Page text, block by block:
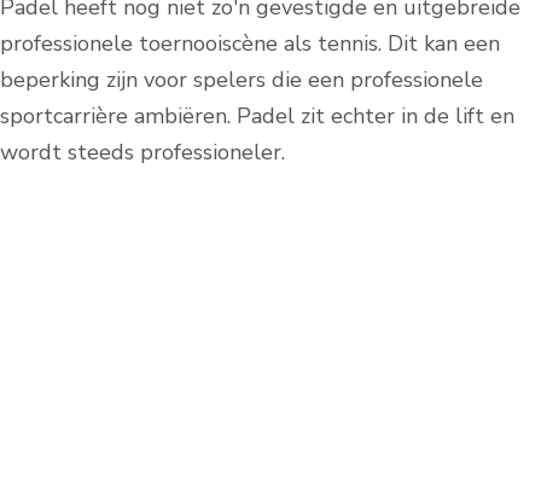
Padel heeft nog niet zo'n gevestigde en uitgebreide
professionele toernooiscène als tennis. Dit kan een
beperking zijn voor spelers die een professionele
sportcarrière ambiëren. Padel zit echter in de lift en
wordt steeds professioneler.